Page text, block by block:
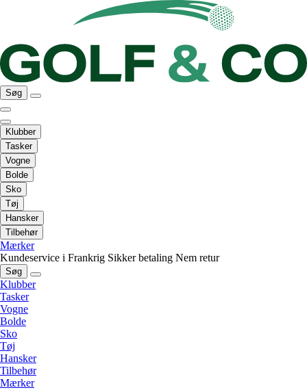
Søg
Klubber
Tasker
Vogne
Bolde
Sko
Tøj
Hansker
Tilbehør
Mærker
Kundeservice i Frankrig Sikker betaling Nem retur
Søg
Klubber
Tasker
Vogne
Bolde
Sko
Tøj
Hansker
Tilbehør
Mærker